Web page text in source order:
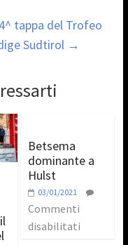
tappa del Trofeo
Sudtirol →
Betsema
dominante a
Hulst
03/01/2021
Commenti
disabilitati